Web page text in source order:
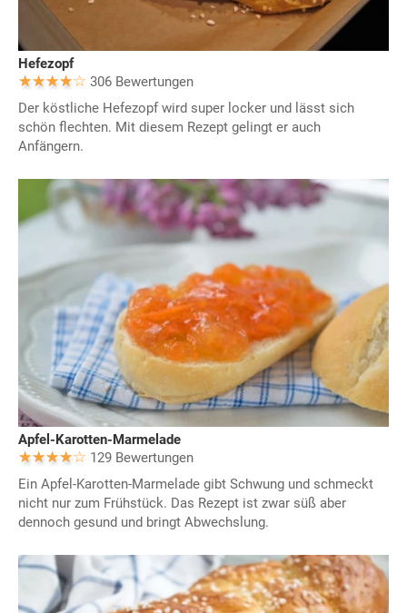
Hefezopf
306 Bewertungen
Der köstliche Hefezopf wird super locker und lässt sich
schön flechten. Mit diesem Rezept gelingt er auch
Anfängern.
Apfel-Karotten-Marmelade
129 Bewertungen
Ein Apfel-Karotten-Marmelade gibt Schwung und schmeckt
nicht nur zum Frühstück. Das Rezept ist zwar süß aber
dennoch gesund und bringt Abwechslung.